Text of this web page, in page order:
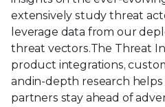
extensively study threat
leverage data from our
threat vectors.The Threat
product integrations,
andin-depth research
partners stay ahead of